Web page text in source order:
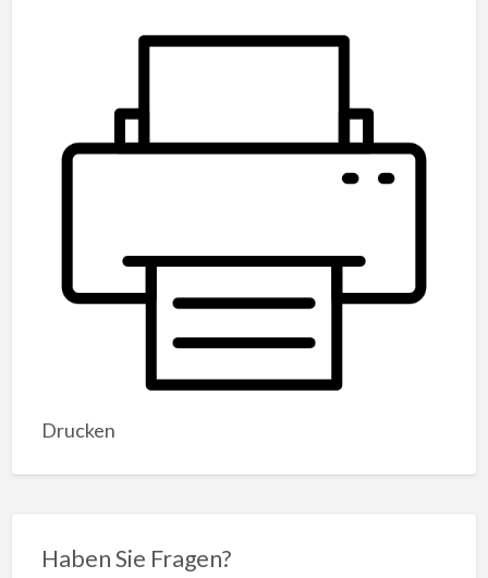
Drucken
Haben Sie Fragen?